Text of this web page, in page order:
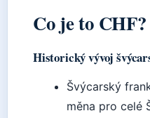
Co je to CHF?
Historický vývoj
Švýcarský
měna pro celé